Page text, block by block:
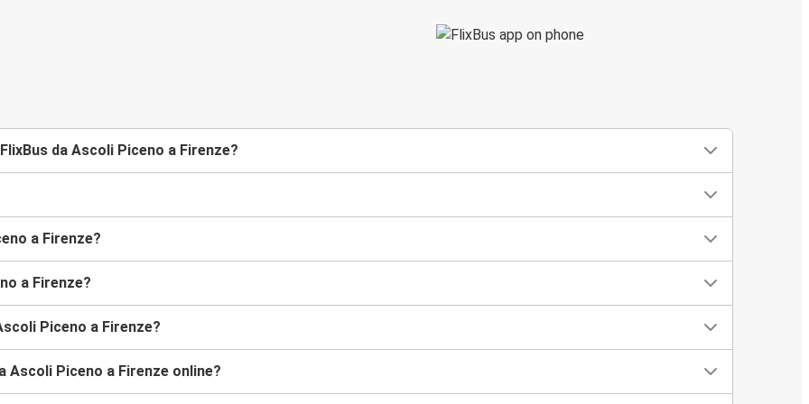
da Ascoli Piceno a Firenze?
a Firenze?
a Firenze?
Piceno a Firenze?
Ascoli Piceno a Firenze online?